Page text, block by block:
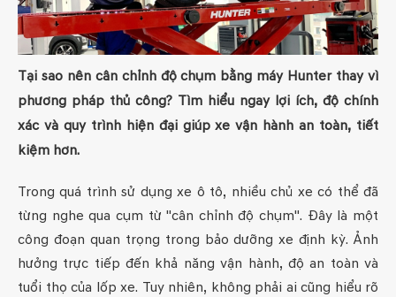
Tại sao nên cân chỉnh độ chụm bằng máy Hunter thay vì
phương pháp thủ công? Tìm hiểu ngay lợi ích, độ chính
xác và quy trình hiện đại giúp xe vận hành an toàn, tiết
kiệm hơn.
Trong quá trình sử dụng xe ô tô, nhiều chủ xe có thể đã
từng nghe qua cụm từ "cân chỉnh độ chụm". Đây là một
công đoạn quan trọng trong bảo dưỡng xe định kỳ. Ảnh
hưởng trực tiếp đến khả năng vận hành, độ an toàn và
tuổi thọ của lốp xe. Tuy nhiên, không phải ai cũng hiểu rõ